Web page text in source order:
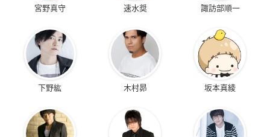
宮野真守 速水奨 諏訪部順一
下野紘 木村昴 坂本真綾